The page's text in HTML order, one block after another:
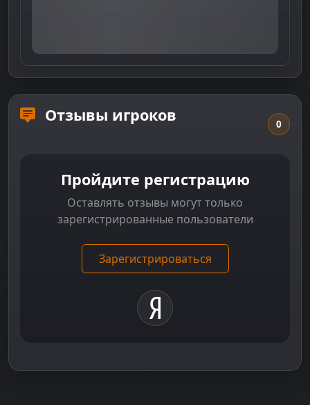
Отзывы игроков 0
Пройдите регистрацию
Оставлять отзывы могут только
зарегистрированные пользователи
Зарегистрироваться